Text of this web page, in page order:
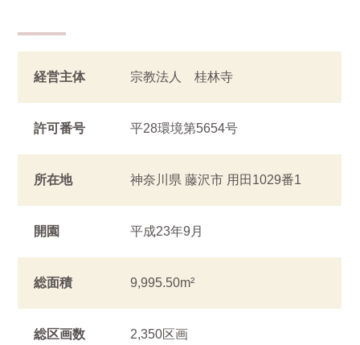
経営主体 宗教法人 桂林寺
許可番号 平28環境第5654号
所在地 神奈川県 藤沢市 用田1029番1
開園 平成23年9月
総面積 9,995.50m²
総区画数 2,350区画